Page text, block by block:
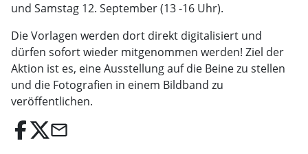
und Samstag 12. September (13 -16 Uhr).
Die Vorlagen werden dort direkt digitalisiert und
dürfen sofort wieder mitgenommen werden! Ziel der
Aktion ist es, eine Ausstellung auf die Beine zu stellen
und die Fotografien in einem Bildband zu
veröffentlichen.
email